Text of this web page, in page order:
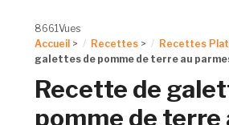
8661Vues
Accueil > Recettes > Recettes
galettes de pomme de terre au
Recette de
pomme de terre